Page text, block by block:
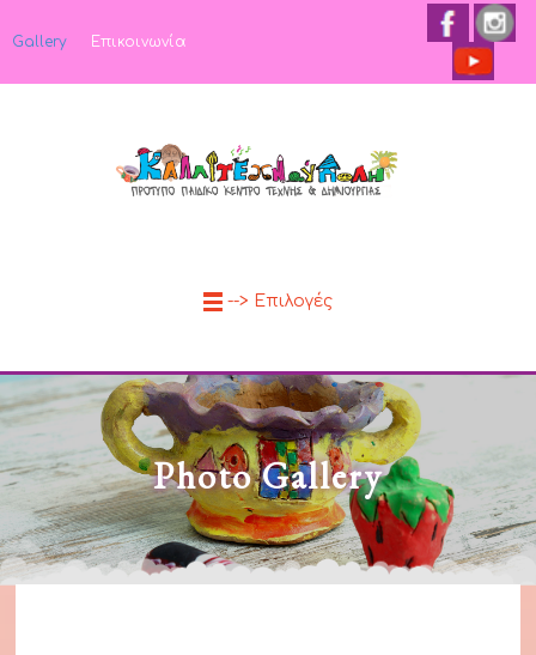
Gallery Επικοινωνία
--> Επιλογές
Photo Gallery